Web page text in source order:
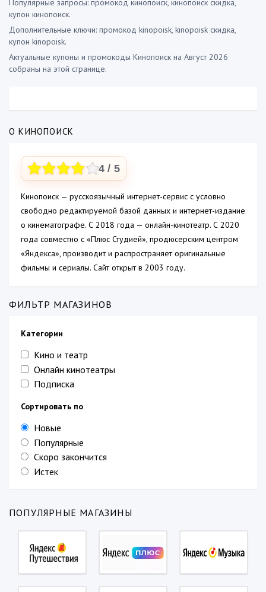
Популярные запросы: промокод кинопоиск, кинопоиск скидка,
купон кинопоиск.
Дополнительные ключи: промокод kinopoisk, kinopoisk скидка,
купон kinopoisk.
Актуальные купоны и промокоды Кинопоиск на Август 2026
собраны на этой странице.
О КИНОПОИСК
4 / 5
Кинопоиск — русскоязычный интернет-сервис с условно
свободно редактируемой базой данных и интернет-издание
о кинематографе. С 2018 года — онлайн-кинотеатр. С 2020
года совместно с «Плюс Студией», продюсерским центром
«Яндекса», производит и распространяет оригинальные
фильмы и сериалы. Сайт открыт в 2003 году.
ФИЛЬТР МАГАЗИНОВ
Категории
Кино и театр
Онлайн кинотеатры
Подписка
Сортировать по
Новые
Популярные
Скоро закончится
Истек
ПОПУЛЯРНЫЕ МАГАЗИНЫ